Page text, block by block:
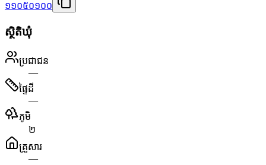
១១០៥០១០០
ស្ថិតិឃុំ
ប្រជាជន
—
ផ្ទៃដី
—
ភូមិ
២
គ្រួសារ
—